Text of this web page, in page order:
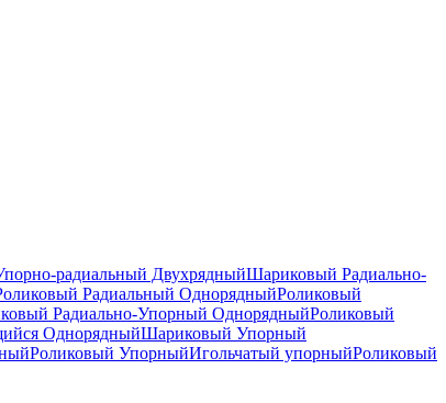
радиальный ДвухрядныйШариковый Радиально-
Радиальный ОднорядныйРоликовый
Радиально-Упорный ОднорядныйРоликовый
ОднорядныйШариковый Упорный
Роликовый УпорныйИгольчатый упорныйРоликовый